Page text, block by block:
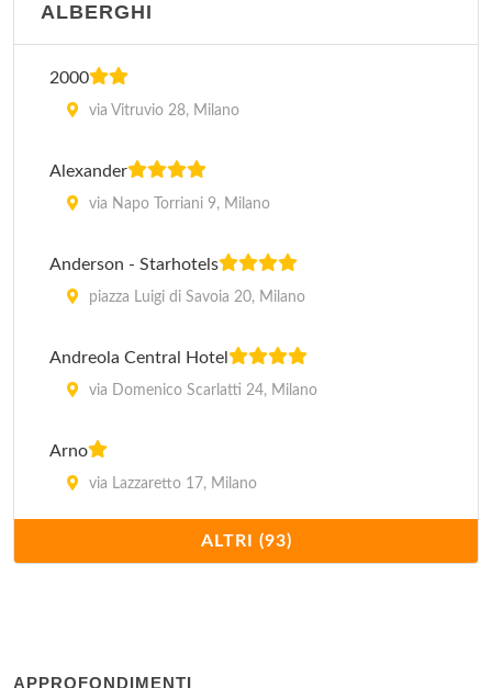
ALBERGHI
2000
via Vitruvio 28, Milano
Alexander
via Napo Torriani 9, Milano
Anderson - Starhotels
piazza Luigi di Savoia 20, Milano
Andreola Central Hotel
via Domenico Scarlatti 24, Milano
Arno
via Lazzaretto 17, Milano
ALTRI (93)
APPROFONDIMENTI